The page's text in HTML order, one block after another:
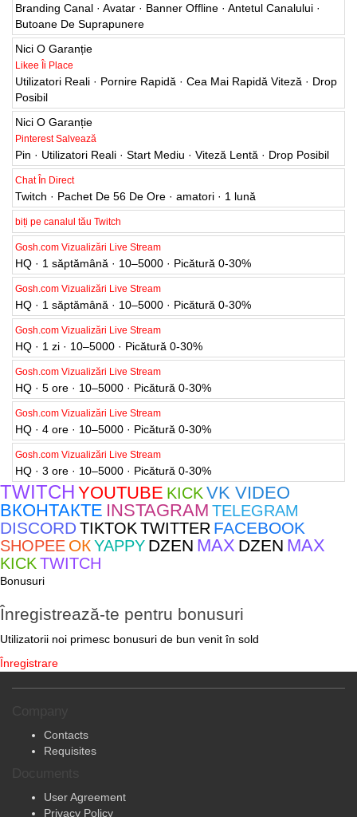
Branding Canal · Avatar · Banner Offline · Antetul Canalului ·
Butoane De Suprapunere
Nici O Garanție
Likee Îi Place
Utilizatori Reali · Pornire Rapidă · Cea Mai Rapidă Viteză · Drop
Posibil
Nici O Garanție
Pinterest Salvează
Pin · Utilizatori Reali · Start Mediu · Viteză Lentă · Drop Posibil
Chat În Direct
Twitch · Pachet De 56 De Ore · amatori · 1 lună
biți pe canalul tău Twitch
Gosh.com Vizualizări Live Stream
HQ · 1 săptămână · 10–5000 · Picătură 0-30%
Gosh.com Vizualizări Live Stream
HQ · 1 săptămână · 10–5000 · Picătură 0-30%
Gosh.com Vizualizări Live Stream
HQ · 1 zi · 10–5000 · Picătură 0-30%
Gosh.com Vizualizări Live Stream
HQ · 5 ore · 10–5000 · Picătură 0-30%
Gosh.com Vizualizări Live Stream
HQ · 4 ore · 10–5000 · Picătură 0-30%
Gosh.com Vizualizări Live Stream
HQ · 3 ore · 10–5000 · Picătură 0-30%
TWITCH YOUTUBE KICK VK VIDEO
ВКОНТАКТЕ INSTAGRAM TELEGRAM
DISCORD TIKTOK TWITTER FACEBOOK
SHOPEE ОКYAPPY DZEN MAX DZEN MAX
KICK TWITCH
Bonusuri
Înregistrează-te pentru bonusuri
Utilizatorii noi primesc bonusuri de bun venit în sold
Înregistrare
Contacts
Requisites
User Agreement
Privacy Policy